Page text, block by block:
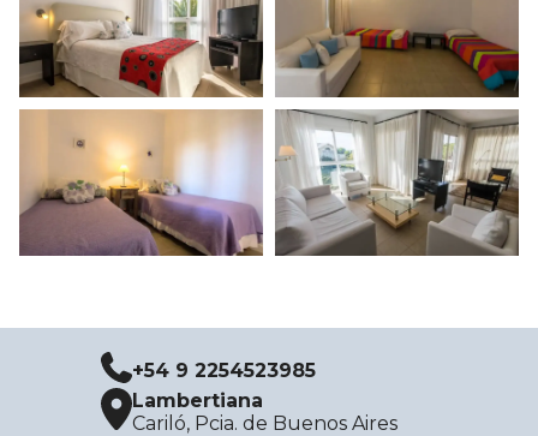
+54 9 2254523985
Lambertiana
Cariló, Pcia. de Buenos Aires